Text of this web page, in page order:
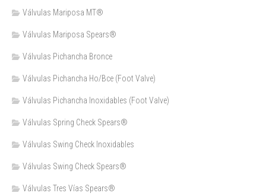
Válvulas Mariposa MT®
Válvulas Mariposa Spears®
Válvulas Pichancha Bronce
Válvulas Pichancha Ho/Bce (Foot Valve)
Válvulas Pichancha Inoxidables (Foot Valve)
Válvulas Spring Check Spears®
Válvulas Swing Check Inoxidables
Válvulas Swing Check Spears®
Válvulas Tres Vías Spears®